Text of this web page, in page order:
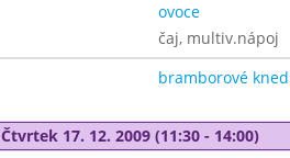
ovoce
čaj, multiv.nápoj
bramborové
Čtvrtek 17. 12. 2009 (11:30 - 14:00)